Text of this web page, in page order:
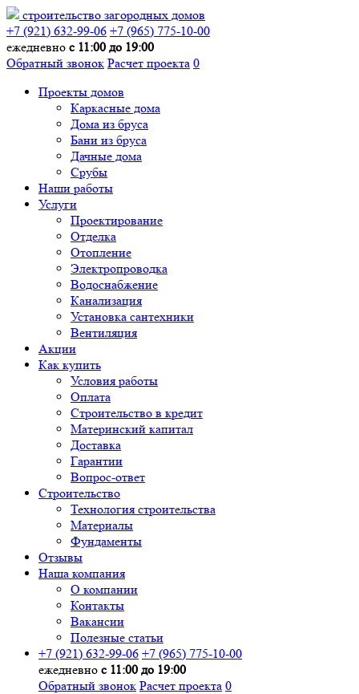
строительство загородных домов
+7 (921) 632-99-06 +7 (965) 775-10-00
ежедневно с 11:00 до 19:00
Обратный звонок Расчет проекта 0
Проекты домов
Каркасные дома
Дома из бруса
Бани из бруса
Дачные дома
Срубы
Наши работы
Услуги
Проектирование
Отделка
Отопление
Электропроводка
Водоснабжение
Канализация
Установка сантехники
Вентиляция
Акции
Как купить
Условия работы
Оплата
Строительство в кредит
Материнский капитал
Доставка
Гарантии
Вопрос-ответ
Строительство
Технология строительства
Материалы
Фундаменты
Отзывы
Наша компания
О компании
Контакты
Вакансии
Полезные статьи
+7 (921) 632-99-06 +7 (965) 775-10-00
ежедневно с 11:00 до 19:00
Обратный звонок Расчет проекта 0